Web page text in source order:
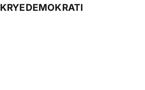
KRYEDEMOKRATI